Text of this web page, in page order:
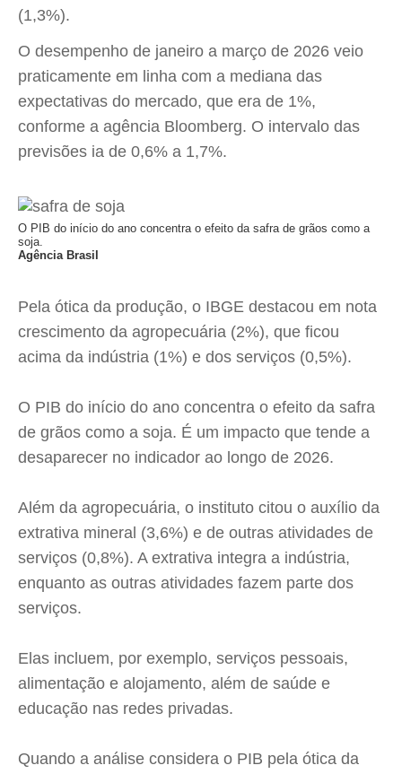
(1,3%).
O desempenho de janeiro a março de 2026 veio
praticamente em linha com a mediana das
expectativas do mercado, que era de 1%,
conforme a agência Bloomberg. O intervalo das
previsões ia de 0,6% a 1,7%.
O PIB do início do ano concentra o efeito da safra de grãos como a
soja.
Agência Brasil
Pela ótica da produção, o IBGE destacou em nota
crescimento da agropecuária (2%), que ficou
acima da indústria (1%) e dos serviços (0,5%).
O PIB do início do ano concentra o efeito da safra
de grãos como a soja. É um impacto que tende a
desaparecer no indicador ao longo de 2026.
Além da agropecuária, o instituto citou o auxílio da
extrativa mineral (3,6%) e de outras atividades de
serviços (0,8%). A extrativa integra a indústria,
enquanto as outras atividades fazem parte dos
serviços.
Elas incluem, por exemplo, serviços pessoais,
alimentação e alojamento, além de saúde e
educação nas redes privadas.
Quando a análise considera o PIB pela ótica da